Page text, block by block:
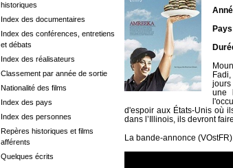
historiques
Index des documentaires
Index des conférences, entretiens
et débats
Index des réalisateurs
Classement par année de sortie
Nationalité des films
Index des pays
Index des personnes
Repères historiques et films
afférents
Quelques écrits
jours
une
d'espoir aux États-Unis où
dans l’Illinois, ils devront
La bande-annonce